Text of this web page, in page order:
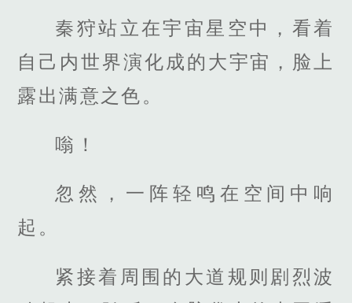
秦狩站立在宇宙星空中，看着
自己内世界演化成的大宇宙，脸上
露出满意之色。
嗡！
忽然，一阵轻鸣在空间中响
起。
紧接着周围的大道规则剧烈波